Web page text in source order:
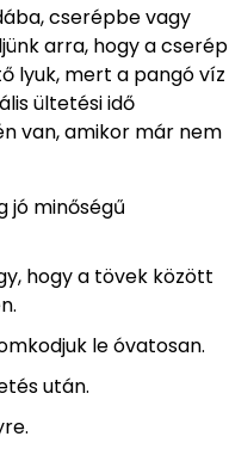
cserépbe vagy
arra, hogy a cserép
lyuk, mert a pangó víz
ültetési idő
van, amikor már nem
jó minőségű
hogy a tövek között
le óvatosan.
után.